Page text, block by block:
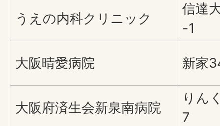
うえの内科クリニック
信達
-1
大阪晴愛病院 新家
大阪府済生会新泉南病院
りん
7